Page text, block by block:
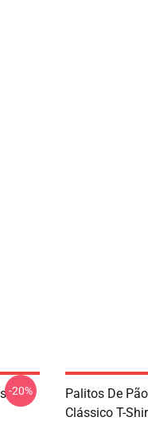
-20%
Palitos De
Clássico T-